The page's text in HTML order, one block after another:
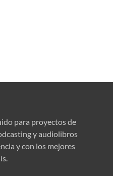
para proyectos de
y audiolibros
y con los mejores